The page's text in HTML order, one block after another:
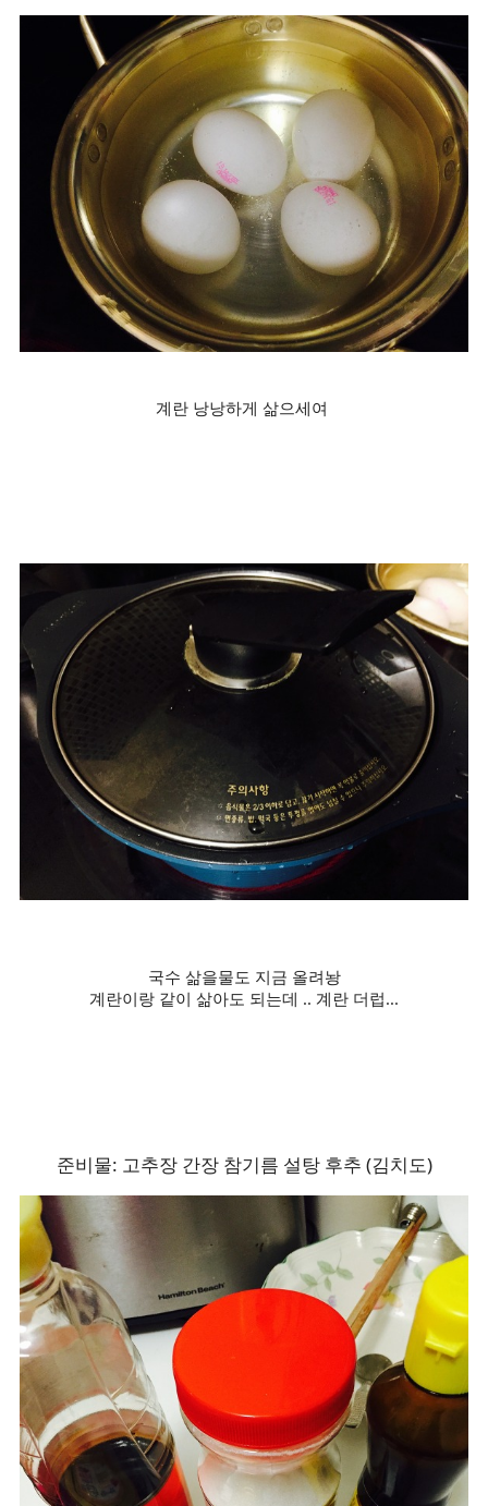
계란 낭낭하게 삶으세여
국수 삶을물도 지금 올려놩
계란이랑 같이 삶아도 되는데 .. 계란 더럽...
준비물: 고추장 간장 참기름 설탕 후추 (김치도)